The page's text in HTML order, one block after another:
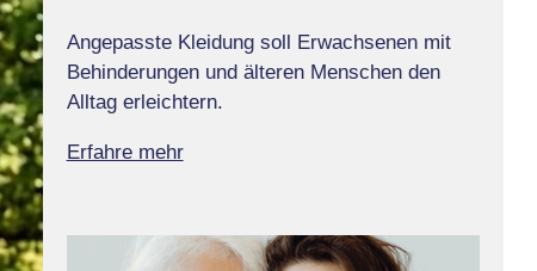
Angepasste Kleidung soll Erwachsenen mit
Behinderungen und älteren Menschen den
Alltag erleichtern.
Erfahre mehr